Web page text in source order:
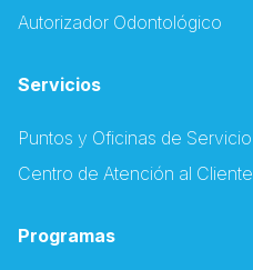
Autorizador Odontológico
Servicios
Puntos y Oficinas de Servicio
Centro de Atención al Cliente
Programas